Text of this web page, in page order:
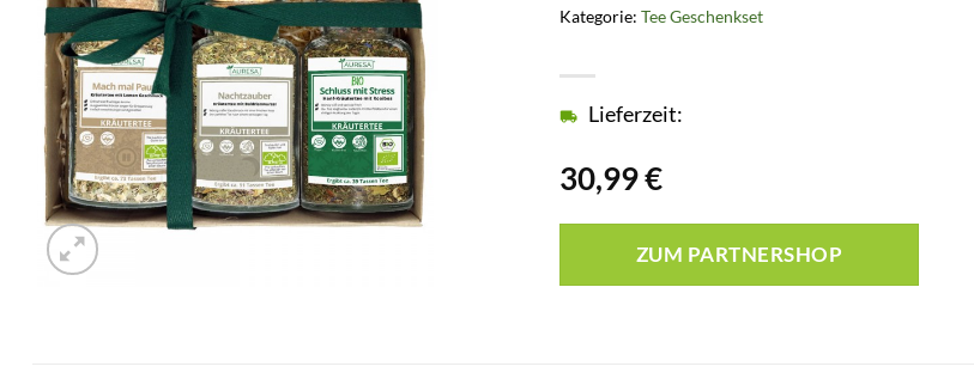
30,99€
Lieferzeit:
ZUM PARTNERSHOP
Kategorie: Tee Geschenkset